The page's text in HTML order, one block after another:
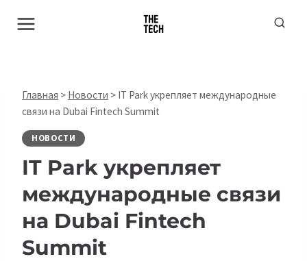
Главная > Новости > IT Park укрепляет международные
связи на Dubai Fintech Summit
НОВОСТИ
IT Park укрепляет
международные связи
на Dubai Fintech
Summit